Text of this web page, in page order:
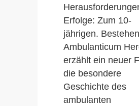
Erfolge: Zum 10-
jährigen.
Ambulanticum
erzählt ein neuer
die besondere
Geschichte des
ambulanten